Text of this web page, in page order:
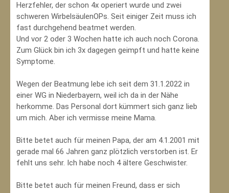
Herzfehler, der schon 4x operiert wurde und zwei
schweren WirbelsäulenOPs. Seit einiger Zeit muss ich
fast durchgehend beatmet werden.
Und vor 2 oder 3 Wochen hatte ich auch noch Corona.
Zum Glück bin ich 3x dagegen geimpft und hatte keine
Symptome.
Wegen der Beatmung lebe ich seit dem 31.1.2022 in
einer WG in Niederbayern, weil ich da in der Nähe
herkomme. Das Personal dort kümmert sich ganz lieb
um mich. Aber ich vermisse meine Mama.
Bitte betet auch für meinen Papa, der am 4.1.2001 mit
gerade mal 66 Jahren ganz plötzlich verstorben ist. Er
fehlt uns sehr. Ich habe noch 4 ältere Geschwister.
Bitte betet auch für meinen Freund, dass er sich